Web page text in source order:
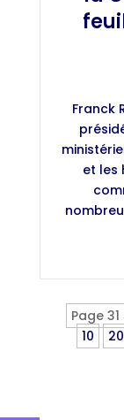
Franck
et les
Page
10
20